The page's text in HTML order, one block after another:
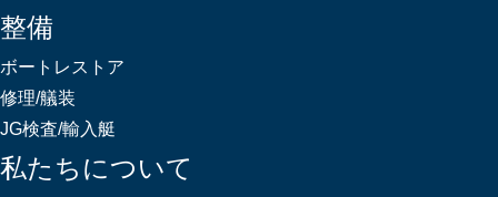
整備
ボートレストア
修理/艤装
JG検査/輸入艇
私たちについて